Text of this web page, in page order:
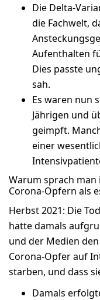
Die Delta-
die Fachwelt,
Aufenthalten
Dies passte
sah.
Es waren nun
Jährigen und
geimpft.
einer
Warum sprach
Corona-Opfern als
Herbst 2021: Die
hatte damals
und der Medien
Corona-Opfer auf
starben, und dass
Damals